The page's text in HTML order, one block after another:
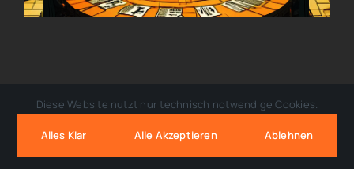
Diese Website nutzt nur technisch notwendige Cookies.
Alles Klar Alle Akzeptieren Ablehnen